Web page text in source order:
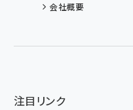
会社概要
注目リンク